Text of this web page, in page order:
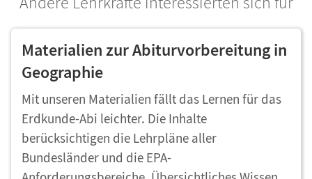
Materialien zur Abiturvorbereitung in
Geographie
Mit unseren Materialien fällt das Lernen für das
Erdkunde-Abi leichter. Die Inhalte
berücksichtigen die Lehrpläne aller
Bundesländer und die EPA-